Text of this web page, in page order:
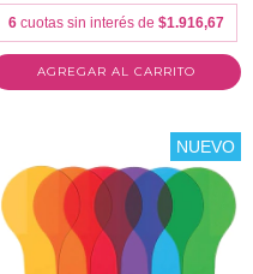
6 cuotas sin interés de $1.916,67
NUEVO